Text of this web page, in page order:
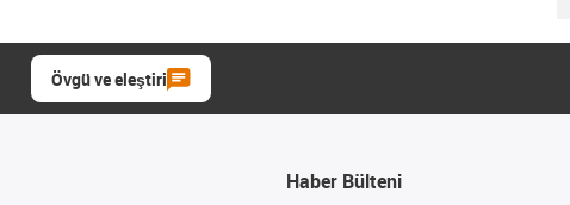
Övgü ve eleştiri
Haber Bülteni